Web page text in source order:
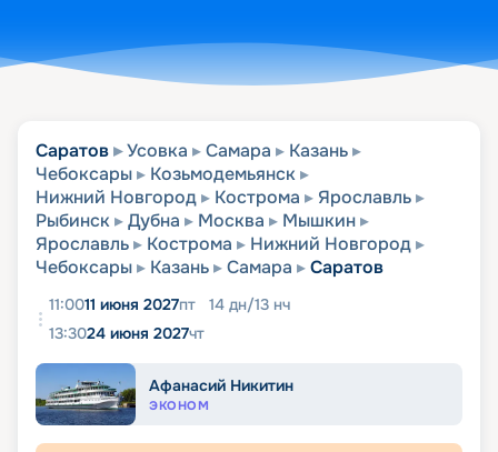
Саратов Усовка Самара
Казань
Чебоксары
Козьмодемьянск
Нижний Новгород
Кострома
Ярославль
Рыбинск
Дубна Москва
Мышкин
Ярославль
Кострома
Нижний Новгород
Чебоксары
Казань Самара Саратов
11:0011 июня 2027пт 14 дн/13 нч
13:3024 июня 2027чт
Афанасий Никитин
ЭКОНОМ